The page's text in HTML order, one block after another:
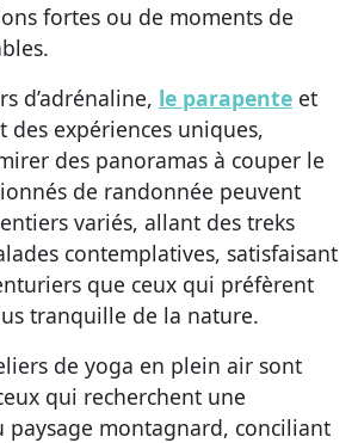
fortes ou de moments de
d’adrénaline, le parapente et
des expériences uniques,
des panoramas à couper le
de randonnée peuvent
variés, allant des treks
contemplatives, satisfaisant
que ceux qui préfèrent
tranquille de la nature.
de yoga en plein air sont
qui recherchent une
paysage montagnard, conciliant